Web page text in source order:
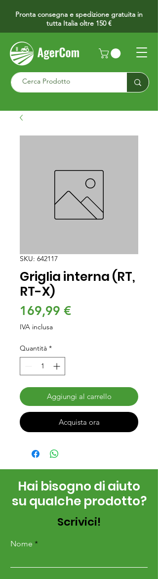
Pronta consegna e spedizione gratuita in
tutta Italia oltre 150 €
SKU: 642117
Griglia interna (RT,
RT-X)
169,99 €Prezzo
IVA inclusa
Quantità *
Aggiungi al carrello
Acquista ora
Hai bisogno di aiuto
su qualche prodotto?
Scrivici!
Nome